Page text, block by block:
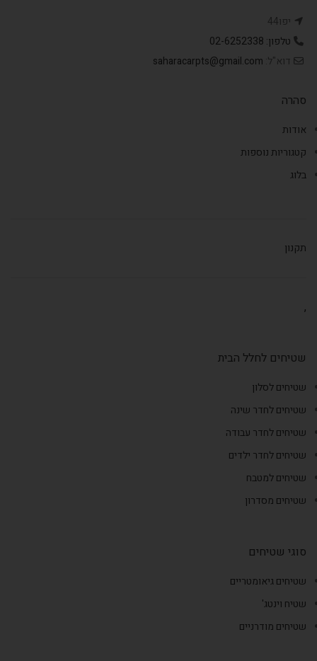
יפו44
טלפון: 02-6252338
דוא"ל: saharacarpts@gmail.com
סהרה
אודות
קטגוריות נוספות
בלוג
תקנון
,
שטיחים לחלל הבית
שטיחים לסלון
שטיחים לחדר שינה
שטיחים לחדר עבודה
שטיחים לחדר ילדים
שטיחים למטבח
שטיחים מסדרון
סוגי שטיחים
שטיחים גיאומטריים
שטיח וינטג'
שטיחים מודרניים